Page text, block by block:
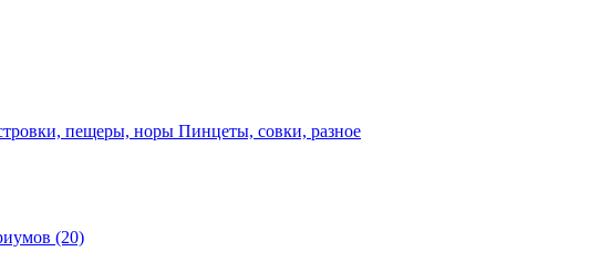
пещеры, норы Пинцеты, совки, разное
(20)